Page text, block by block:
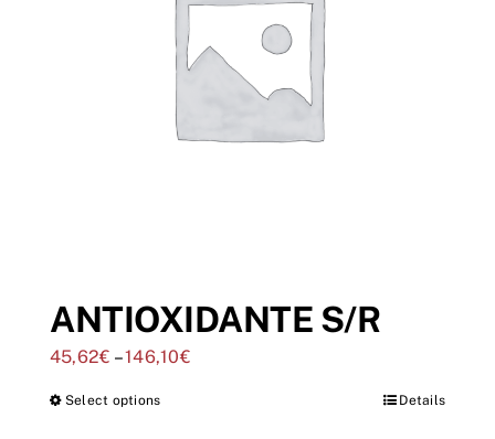
ANTIOXIDANTE S/R
45,62€ –146,10€
Select options Details